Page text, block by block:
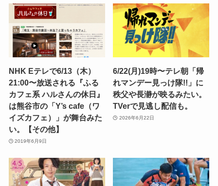
NHK Eテレで6/13（木）
21:00〜放送される『ふる
カフェ系 ハルさんの休日』
は熊谷市の「Y’s cafe（ワ
イズカフェ）」が舞台みた
い。【その他】
2019年6月9日
6/22(月)19時〜テレ朝「帰
れマンデー見っけ隊!!」に
秩父や長瀞が映るみたい。
TVerで見逃し配信も。
2026年6月22日